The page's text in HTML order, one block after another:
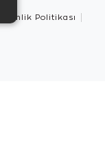
Politikası